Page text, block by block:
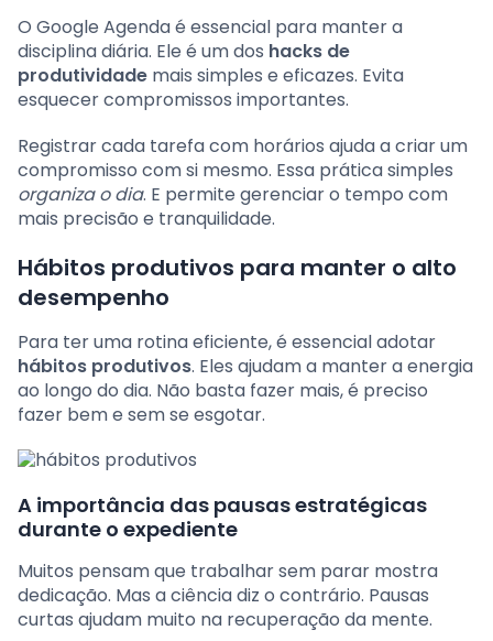
O Google Agenda é essencial para manter a
disciplina diária. Ele é um dos hacks de
produtividade mais simples e eficazes. Evita
esquecer compromissos importantes.
Registrar cada tarefa com horários ajuda a criar um
compromisso com si mesmo. Essa prática simples
organiza o dia. E permite gerenciar o tempo com
mais precisão e tranquilidade.
Hábitos produtivos para manter o alto
desempenho
Para ter uma rotina eficiente, é essencial adotar
hábitos produtivos. Eles ajudam a manter a energia
ao longo do dia. Não basta fazer mais, é preciso
fazer bem e sem se esgotar.
A importância das pausas estratégicas
durante o expediente
Muitos pensam que trabalhar sem parar mostra
dedicação. Mas a ciência diz o contrário. Pausas
curtas ajudam muito na recuperação da mente.